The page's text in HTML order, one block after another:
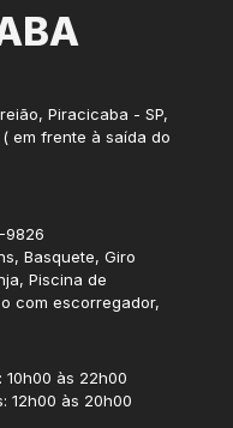
Piracicaba - SP,
( em frente à saída do
9826
Basquete, Giro
Piscina de
com escorregador,
10h00 às 22h00
12h00 às 20h00